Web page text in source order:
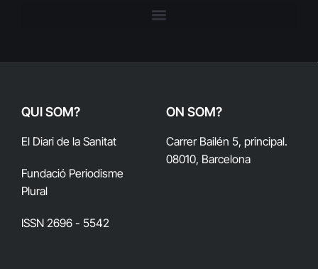
QUI SOM?
El Diari de la Sanitat
Fundació Periodisme
Plural
ISSN 2696 - 5542
ON SOM?
Carrer Bailén 5, principal.
08010, Barcelona